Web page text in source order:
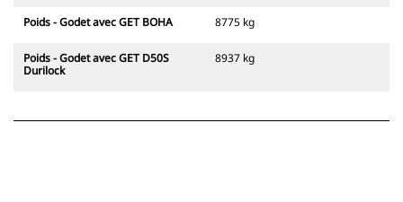
Poids - Godet avec GET BOHA 8775 kg
Poids - Godet avec GET D50S
Durilock
8937 kg